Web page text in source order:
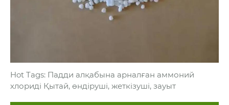
Hot Tags: Падди алқабына арналған аммоний
хлориді Қытай, өндіруші, жеткізуші, зауыт